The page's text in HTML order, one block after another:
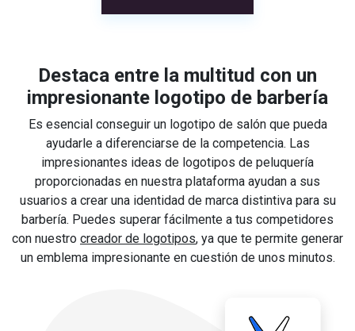
Destaca entre la multitud con un
impresionante logotipo de barbería
Es esencial conseguir un logotipo de salón que pueda
ayudarle a diferenciarse de la competencia. Las
impresionantes ideas de logotipos de peluquería
proporcionadas en nuestra plataforma ayudan a sus
usuarios a crear una identidad de marca distintiva para su
barbería. Puedes superar fácilmente a tus competidores
con nuestro creador de logotipos, ya que te permite generar
un emblema impresionante en cuestión de unos minutos.